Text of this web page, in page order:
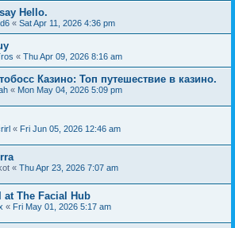
Hello.
« Sat Apr 11, 2026 4:36 pm
« Thu Apr 09, 2026 8:16 am
Казино: Топ путешествие в казино.
« Mon May 04, 2026 5:09 pm
« Fri Jun 05, 2026 12:46 am
« Thu Apr 23, 2026 7:07 am
at The Facial Hub
« Fri May 01, 2026 5:17 am